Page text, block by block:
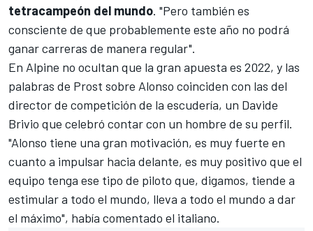
tetracampeón del mundo. "Pero también es
consciente de que probablemente este año no podrá
ganar carreras de manera regular".
En Alpine no ocultan que la gran apuesta es 2022, y las
palabras de Prost sobre Alonso coinciden con las del
director de competición de la escudería, un Davide
Brivio que celebró contar con un hombre de su perfil.
"Alonso tiene una gran motivación, es muy fuerte en
cuanto a impulsar hacia delante, es muy positivo que el
equipo tenga ese tipo de piloto que, digamos, tiende a
estimular a todo el mundo, lleva a todo el mundo a dar
el máximo", había comentado el italiano.